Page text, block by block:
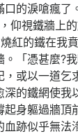
的淚嗆瘋了
視鐵牆上的
紅的鐵在我
「憑甚麼?
或以一道乞
的鐵網使我
身軀過牆頂
跡似乎無法